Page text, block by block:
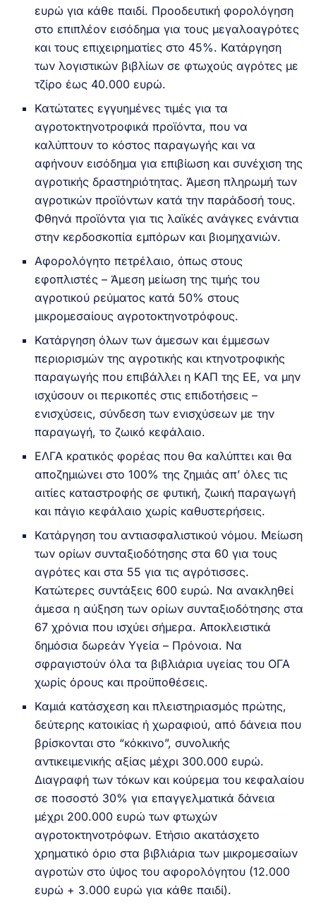
ευρώ για κάθε παιδί. Προοδευτική φορολόγηση
στο επιπλέον εισόδημα για τους μεγαλοαγρότες
και τους επιχειρηματίες στο 45%. Κατάργηση
των λογιστικών βιβλίων σε φτωχούς αγρότες με
τζίρο έως 40.000 ευρώ.
Κατώτατες εγγυημένες τιμές για τα
αγροτοκτηνοτροφικά προϊόντα, που να
καλύπτουν το κόστος παραγωγής και να
αφήνουν εισόδημα για επιβίωση και συνέχιση της
αγροτικής δραστηριότητας. Άμεση πληρωμή των
αγροτικών προϊόντων κατά την παράδοσή τους.
Φθηνά προϊόντα για τις λαϊκές ανάγκες ενάντια
στην κερδοσκοπία εμπόρων και βιομηχανιών.
Αφορολόγητο πετρέλαιο, όπως στους
εφοπλιστές – Άμεση μείωση της τιμής του
αγροτικού ρεύματος κατά 50% στους
μικρομεσαίους αγροτοκτηνοτρόφους.
Κατάργηση όλων των άμεσων και έμμεσων
περιορισμών της αγροτικής και κτηνοτροφικής
παραγωγής που επιβάλλει η ΚΑΠ της ΕΕ, να μην
ισχύσουν οι περικοπές στις επιδοτήσεις –
ενισχύσεις, σύνδεση των ενισχύσεων με την
παραγωγή, το ζωικό κεφάλαιο.
ΕΛΓΑ κρατικός φορέας που θα καλύπτει και θα
αποζημιώνει στο 100% της ζημιάς απ’ όλες τις
αιτίες καταστροφής σε φυτική, ζωική παραγωγή
και πάγιο κεφάλαιο χωρίς καθυστερήσεις.
Κατάργηση του αντιασφαλιστικού νόμου. Μείωση
των ορίων συνταξιοδότησης στα 60 για τους
αγρότες και στα 55 για τις αγρότισσες.
Κατώτερες συντάξεις 600 ευρώ. Να ανακληθεί
άμεσα η αύξηση των ορίων συνταξιοδότησης στα
67 χρόνια που ισχύει σήμερα. Αποκλειστικά
δημόσια δωρεάν Υγεία – Πρόνοια. Να
σφραγιστούν όλα τα βιβλιάρια υγείας του ΟΓΑ
χωρίς όρους και προϋποθέσεις.
Καμιά κατάσχεση και πλειστηριασμός πρώτης,
δεύτερης κατοικίας ή χωραφιού, από δάνεια που
βρίσκονται στο “κόκκινο”, συνολικής
αντικειμενικής αξίας μέχρι 300.000 ευρώ.
Διαγραφή των τόκων και κούρεμα του κεφαλαίου
σε ποσοστό 30% για επαγγελματικά δάνεια
μέχρι 200.000 ευρώ των φτωχών
αγροτοκτηνοτρόφων. Ετήσιο ακατάσχετο
χρηματικό όριο στα βιβλιάρια των μικρομεσαίων
αγροτών στο ύψος του αφορολόγητου (12.000
ευρώ + 3.000 ευρώ για κάθε παιδί).